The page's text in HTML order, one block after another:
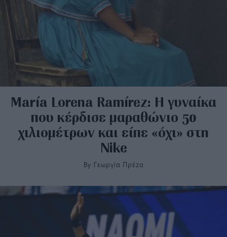
María Lorena Ramírez: Η γυναίκα
που κέρδισε μαραθώνιο 50
χιλιομέτρων και είπε «όχι» στη
Nike
By Γεωργία Πρέζα